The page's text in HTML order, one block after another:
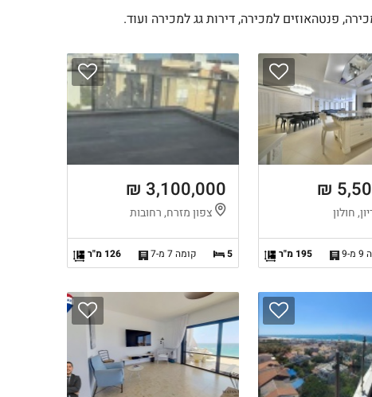
פנטהאוזים למכירה, דירות גג למכירה ועוד.
חולון
9 195 מ"ר
3,100,000 ₪
צפון מזרח, רחובות
5 קומה 7 מ-7 126 מ"ר